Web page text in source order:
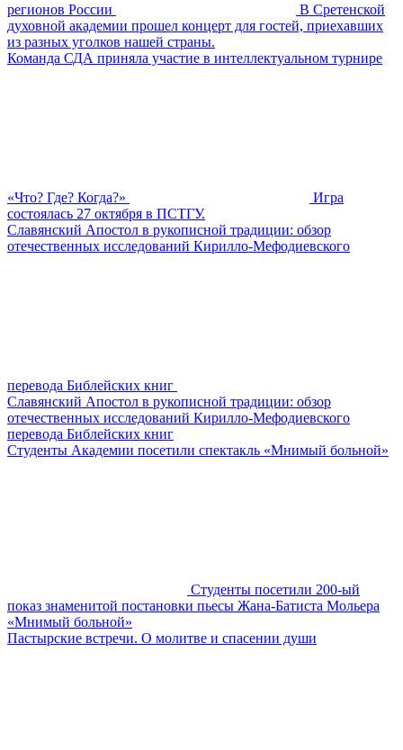
регионов России
В Сретенской
духовной академии прошел концерт для гостей, приехавших
из разных уголков нашей страны.
Команда СДА приняла участие в интеллектуальном турнире
«Что? Где? Когда?»
Игра
состоялась 27 октября в ПСТГУ.
Славянский Апостол в рукописной традиции: обзор
отечественных исследований Кирилло-Мефодиевского
перевода Библейских книг
Славянский Апостол в рукописной традиции: обзор
отечественных исследований Кирилло-Мефодиевского
перевода Библейских книг
Студенты Академии посетили спектакль «Мнимый больной»
Студенты посетили 200-ый
показ знаменитой постановки пьесы Жана-Батиста Мольера
«Мнимый больной»
Пастырские встречи. О молитве и спасении души